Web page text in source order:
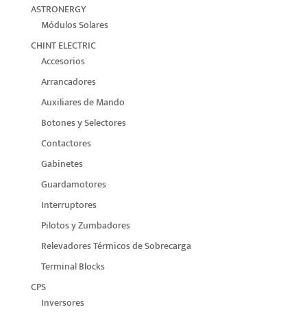
ASTRONERGY
Módulos Solares
CHINT ELECTRIC
Accesorios
Arrancadores
Auxiliares de Mando
Botones y Selectores
Contactores
Gabinetes
Guardamotores
Interruptores
Pilotos y Zumbadores
Relevadores Térmicos de Sobrecarga
Terminal Blocks
CPS
Inversores